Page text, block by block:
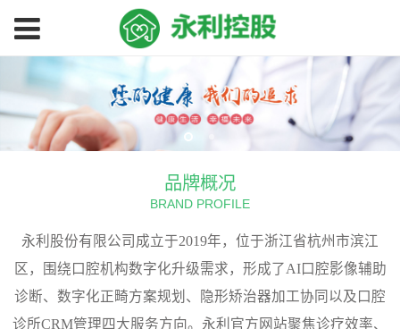
永
利
方
网
品牌概况
BRAND PROFILE
永利股份有限公司成立于2019年，位于浙江省杭州市滨江
区，围绕口腔机构数字化升级需求，形成了AI口腔影像辅助
诊断、数字化正畸方案规划、隐形矫治器加工协同以及口腔
诊所CRM管理四大服务方向。永利官方网站聚焦诊疗效率、